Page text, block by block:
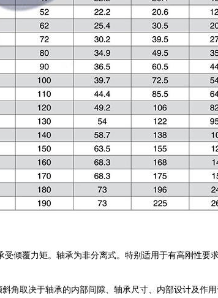
倾覆力矩。轴承为非分离式。特别适用于有高刚性要
角取决于轴承的内部间隙、轴承尺寸、内部设计及作